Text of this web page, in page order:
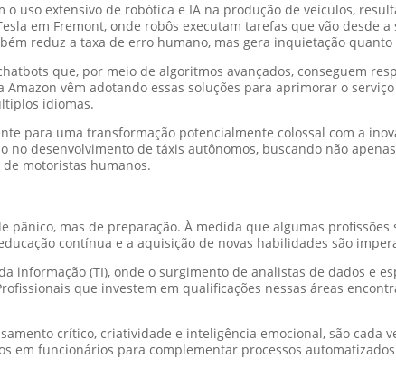
o uso extensivo de robótica e IA na produção de veículos,
em Fremont, onde robôs executam tarefas que vão desde
reduz a taxa de erro humano, mas gera inquietação
que, por meio de algoritmos avançados, conseguem
vêm adotando essas soluções para aprimorar o
idiomas.
para uma transformação potencialmente colossal com a
no desenvolvimento de táxis autônomos, buscando não
motoristas humanos.
pânico, mas de preparação. À medida que algumas
contínua e a aquisição de novas habilidades são
informação (TI), onde o surgimento de analistas de dados e
que investem em qualificações nessas áreas
crítico, criatividade e inteligência emocional, são cada
em funcionários para complementar processos